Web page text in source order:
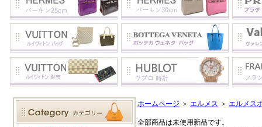
ホームページ ＞ エルメス ＞ エルメス
全部商品は未使用新品です。